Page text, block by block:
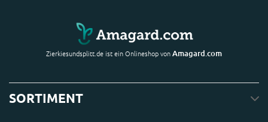
Zierkiesundsplitt.de ist ein Onlineshop vonAmagard.com
SORTIMENT